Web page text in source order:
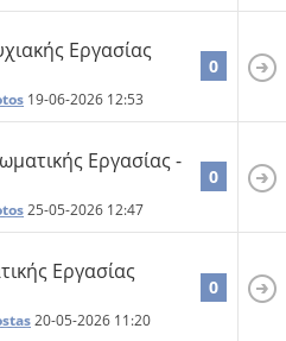
Εργασίας
19-06-2026 12:53
0
Εργασίας -
25-05-2026 12:47
0
Εργασίας
20-05-2026 11:20
0